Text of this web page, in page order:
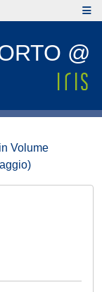
@
Volume